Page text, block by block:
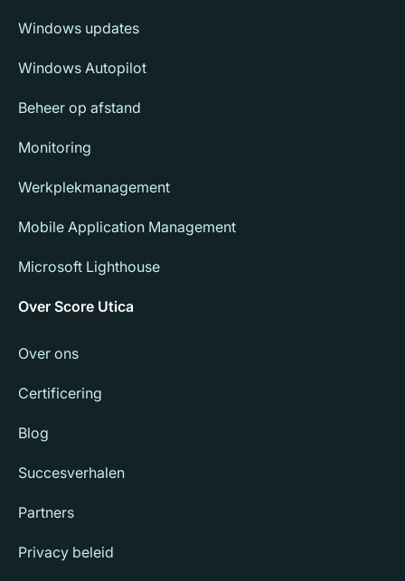
Windows updates
Windows Autopilot
Beheer op afstand
Monitoring
Werkplekmanagement
Mobile Application Management
Microsoft Lighthouse
Over Score Utica
Over ons
Certificering
Blog
Succesverhalen
Partners
Privacy beleid